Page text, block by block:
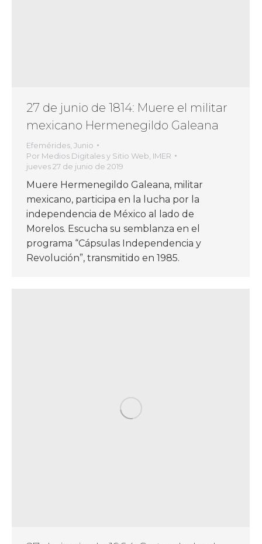
27 de junio de 1814: Muere el militar
mexicano Hermenegildo Galeana
Efemérides Junio
Por Medios Digitales y Sitio Web, IMER
jueves 27 de junio de 2019
Muere Hermenegildo Galeana, militar
mexicano, participa en la lucha por la
independencia de México al lado de
Morelos. Escucha su semblanza en el
programa “Cápsulas Independencia y
Revolución”, transmitido en 1985.